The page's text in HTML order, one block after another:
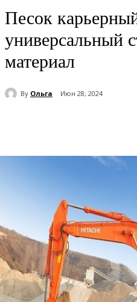
Песок
универсальный
материал
By Ольга Июн 28, 2024